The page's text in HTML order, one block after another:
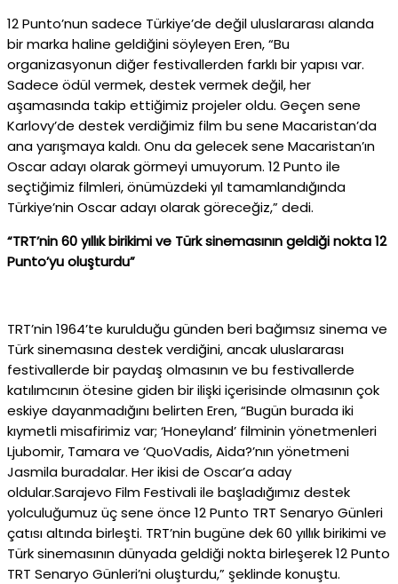
12 Punto’nun sadece Türkiye’de değil uluslararası alanda
bir marka haline geldiğini söyleyen Eren, “Bu
organizasyonun diğer festivallerden farklı bir yapısı var.
Sadece ödül vermek, destek vermek değil, her
aşamasında takip ettiğimiz projeler oldu. Geçen sene
Karlovy’de destek verdiğimiz film bu sene Macaristan’da
ana yarışmaya kaldı. Onu da gelecek sene Macaristan’ın
Oscar adayı olarak görmeyi umuyorum. 12 Punto ile
seçtiğimiz filmleri, önümüzdeki yıl tamamlandığında
Türkiye’nin Oscar adayı olarak göreceğiz,” dedi.
“TRT’nin 60 yıllık birikimi ve Türk sinemasının geldiği nokta 12
Punto’yu oluşturdu”
TRT’nin 1964’te kurulduğu günden beri bağımsız sinema ve
Türk sinemasına destek verdiğini, ancak uluslararası
festivallerde bir paydaş olmasının ve bu festivallerde
katılımcının ötesine giden bir ilişki içerisinde olmasının çok
eskiye dayanmadığını belirten Eren, “Bugün burada iki
kıymetli misafirimiz var; ‘Honeyland’ filminin yönetmenleri
Ljubomir, Tamara ve ‘QuoVadis, Aida?’nın yönetmeni
Jasmila buradalar. Her ikisi de Oscar’a aday
oldular.Sarajevo Film Festivali ile başladığımız destek
yolculuğumuz üç sene önce 12 Punto TRT Senaryo Günleri
çatısı altında birleşti. TRT’nin bugüne dek 60 yıllık birikimi ve
Türk sinemasının dünyada geldiği nokta birleşerek 12 Punto
TRT Senaryo Günleri’ni oluşturdu,” şeklinde konuştu.